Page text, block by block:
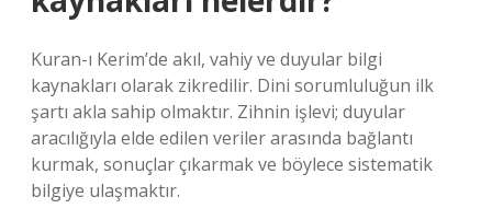
Kuran-ı Kerim’de akıl, vahiy ve duyular bilgi
kaynakları olarak zikredilir. Dini sorumluluğun ilk
şartı akla sahip olmaktır. Zihnin işlevi; duyular
aracılığıyla elde edilen veriler arasında bağlantı
kurmak, sonuçlar çıkarmak ve böylece sistematik
bilgiye ulaşmaktır.